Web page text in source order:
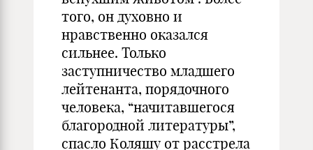
того, он духовно и
нравственно оказался
сильнее. Только
заступничество младшего
лейтенанта, порядочного
человека, “начитавшегося
благородной литературы”,
спасло Коляшу от расстрела